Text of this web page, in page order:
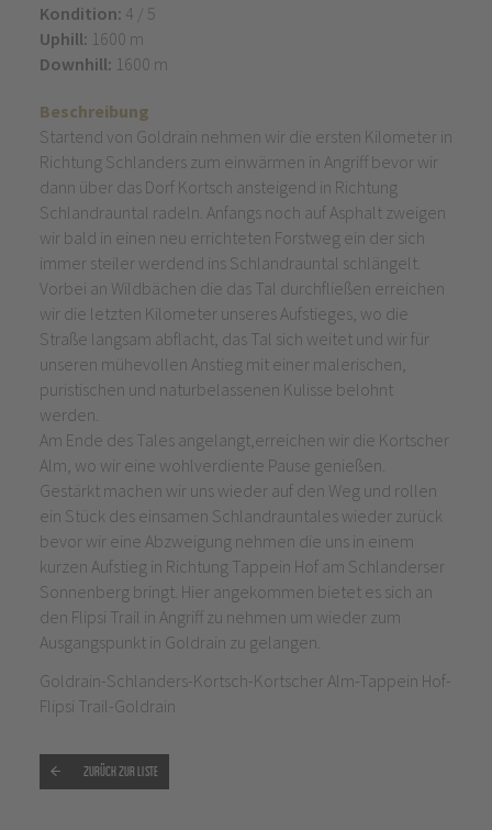
Kondition: 4 / 5
Uphill: 1600 m
Downhill: 1600 m
Beschreibung
Startend von Goldrain nehmen wir die ersten Kilometer in
Richtung Schlanders zum einwärmen in Angriff bevor wir
dann über das Dorf Kortsch ansteigend in Richtung
Schlandrauntal radeln. Anfangs noch auf Asphalt zweigen
wir bald in einen neu errichteten Forstweg ein der sich
immer steiler werdend ins Schlandrauntal schlängelt.
Vorbei an Wildbächen die das Tal durchfließen erreichen
wir die letzten Kilometer unseres Aufstieges, wo die
Straße langsam abflacht, das Tal sich weitet und wir für
unseren mühevollen Anstieg mit einer malerischen,
puristischen und naturbelassenen Kulisse belohnt
werden.
Am Ende des Tales angelangt,erreichen wir die Kortscher
Alm, wo wir eine wohlverdiente Pause genießen.
Gestärkt machen wir uns wieder auf den Weg und rollen
ein Stück des einsamen Schlandrauntales wieder zurück
bevor wir eine Abzweigung nehmen die uns in einem
kurzen Aufstieg in Richtung Tappein Hof am Schlanderser
Sonnenberg bringt. Hier angekommen bietet es sich an
den Flipsi Trail in Angriff zu nehmen um wieder zum
Ausgangspunkt in Goldrain zu gelangen.
Goldrain-Schlanders-Kortsch-Kortscher Alm-Tappein Hof-
Flipsi Trail-Goldrain
Zurück zur Liste